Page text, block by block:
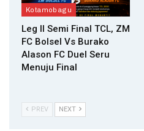
Kotamobagu
Leg II Semi Final TCL, ZM
FC Bolsel Vs Burako
Alason FC Duel Seru
Menuju Final
PREV NEXT